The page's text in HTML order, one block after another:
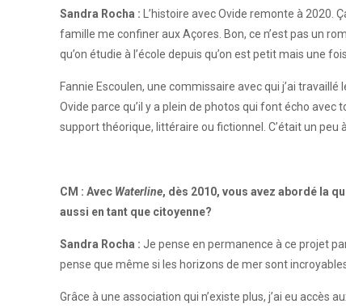
Sandra Rocha : L’histoire avec Ovide remonte à 2020.
famille me confiner aux Açores. Bon, ce n’est pas un
qu’on étudie à l’école depuis qu’on est petit mais une
Fannie Escoulen, une commissaire avec qui j’ai
Ovide parce qu’il y a plein de photos qui font écho avec
support théorique, littéraire ou fictionnel. C’était un peu
CM : Avec Waterline, dès 2010, vous avez abordé la
aussi en tant que citoyenne?
Sandra Rocha :Je pense en permanence à ce projet
pense que même si les horizons de mer sont
Grâce à une association qui n’existe plus, j’ai eu